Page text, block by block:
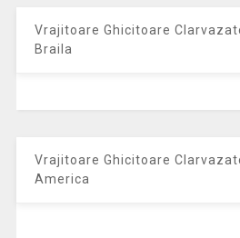
Vrajitoare Ghicitoare
Braila
Vrajitoare Ghicitoare
America